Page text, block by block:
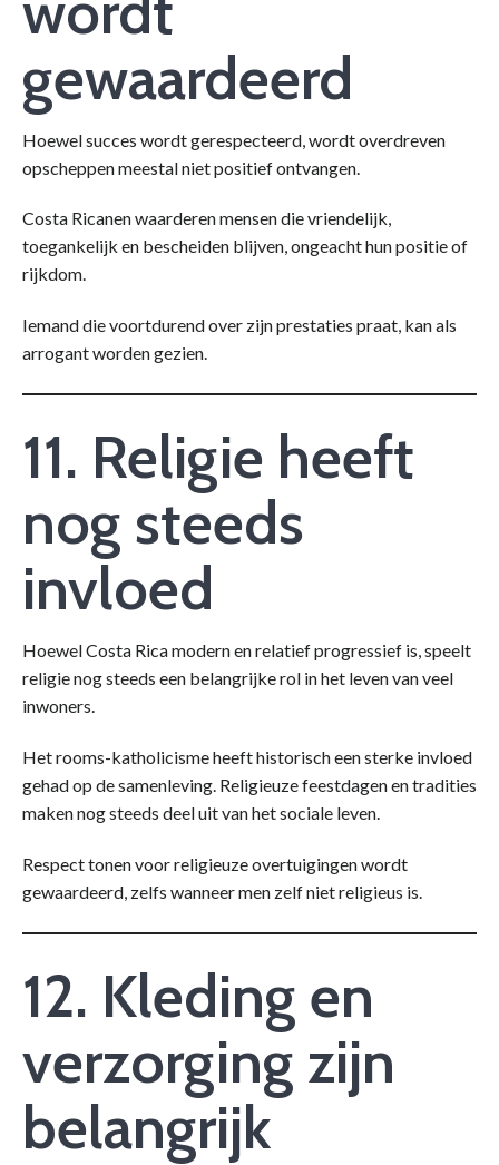
gewaardeerd
Hoewel succes wordt gerespecteerd, wordt overdreven
opscheppen meestal niet positief ontvangen.
Costa Ricanen waarderen mensen die vriendelijk,
toegankelijk en bescheiden blijven, ongeacht hun positie of
rijkdom.
Iemand die voortdurend over zijn prestaties praat, kan als
arrogant worden gezien.
11. Religie heeft
nog steeds
invloed
Hoewel Costa Rica modern en relatief progressief is, speelt
religie nog steeds een belangrijke rol in het leven van veel
inwoners.
Het rooms-katholicisme heeft historisch een sterke invloed
gehad op de samenleving. Religieuze feestdagen en tradities
maken nog steeds deel uit van het sociale leven.
Respect tonen voor religieuze overtuigingen wordt
gewaardeerd, zelfs wanneer men zelf niet religieus is.
12. Kleding en
verzorging zijn
belangrijk